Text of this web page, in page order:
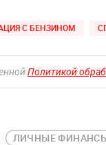
С БЕНЗИНОМ
Политикой
ЛИЧНЫЕ